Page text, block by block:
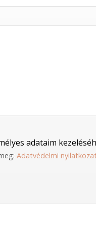
adataim
Adatvédelmi